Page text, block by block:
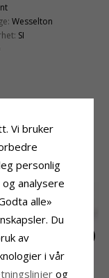
Wesselton
SI
Diamantring i 14
Vi bruker
personlig
analysere
alle»
Du
av
i vår
og